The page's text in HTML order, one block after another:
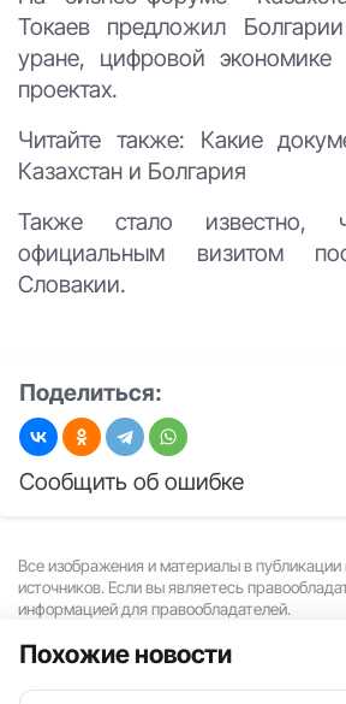
Токаев предложил
уране, цифровой экономике
проектах.
Читайте также: Какие
Казахстан и Болгария
Также стало известно,
официальным визитом
Словакии.
Поделиться:
Сообщить об ошибке
Все изображения и материалы в
источников. Если вы являетесь
информацией для правообладателей.
Похожие новости